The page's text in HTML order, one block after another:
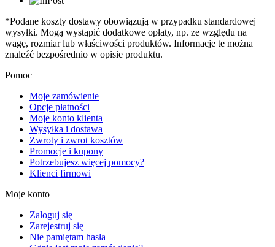
*Podane koszty dostawy obowiązują w przypadku standardowej
wysyłki. Mogą wystąpić dodatkowe opłaty, np. ze względu na
wagę, rozmiar lub właściwości produktów. Informacje te można
znaleźć bezpośrednio w opisie produktu.
Pomoc
Moje zamówienie
Opcje płatności
Moje konto klienta
Wysyłka i dostawa
Zwroty i zwrot kosztów
Promocje i kupony
Potrzebujesz więcej pomocy?
Klienci firmowi
Moje konto
Zaloguj się
Zarejestruj się
Nie pamiętam hasła